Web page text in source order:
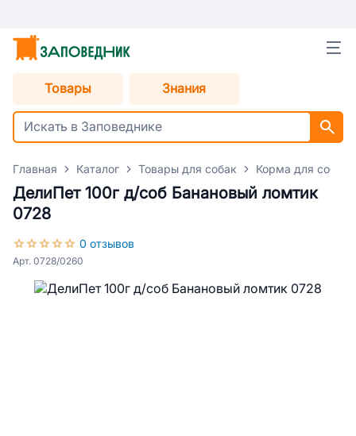
Товары Знания
Главная Каталог Товары для собак Корма для собак
ДелиПет 100г д/соб Банановый ломтик
0728
0 отзывов
Арт. 0728/0260